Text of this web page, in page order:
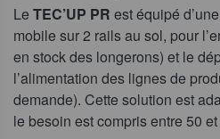
Le TEC’UP PR est équipé
mobile sur 2 rails au sol, pour
en stock des longerons) et le
l’alimentation des lignes de
demande). Cette solution est
le besoin est compris entre 50